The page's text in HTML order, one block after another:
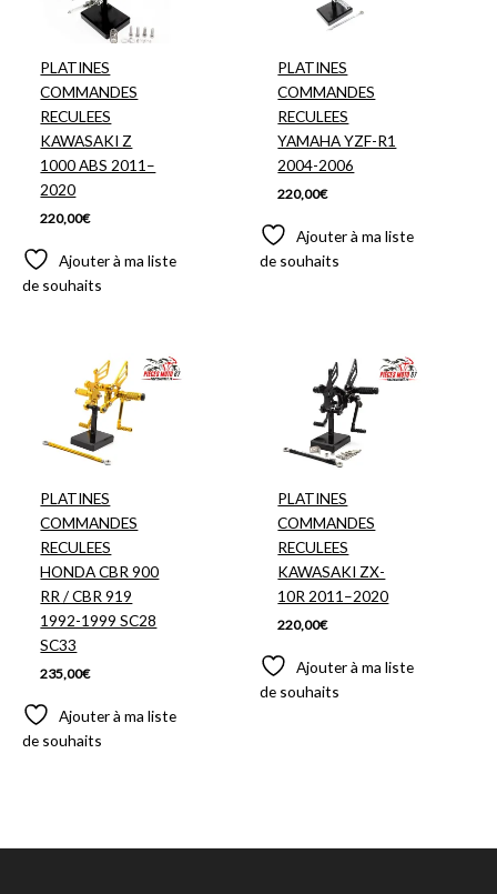
PLATINES
COMMANDES
RECULEES
KAWASAKI Z
1000 ABS 2011–
2020
220,00€
Ajouter à ma liste
de souhaits
PLATINES
COMMANDES
RECULEES
YAMAHA YZF-R1
2004-2006
220,00€
Ajouter à ma liste
de souhaits
PLATINES
COMMANDES
RECULEES
HONDA CBR 900
RR / CBR 919
1992-1999 SC28
SC33
235,00€
Ajouter à ma liste
de souhaits
PLATINES
COMMANDES
RECULEES
KAWASAKI ZX-
10R 2011–2020
220,00€
Ajouter à ma liste
de souhaits